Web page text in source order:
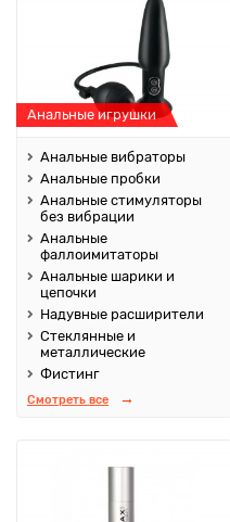
Анальные игрушки
Анальные вибраторы
Анальные пробки
Анальные стимуляторы
без вибрации
Анальные
фаллоимитаторы
Анальные шарики и
цепочки
Надувные расширители
Стеклянные и
металлические
Фистинг
Смотреть все